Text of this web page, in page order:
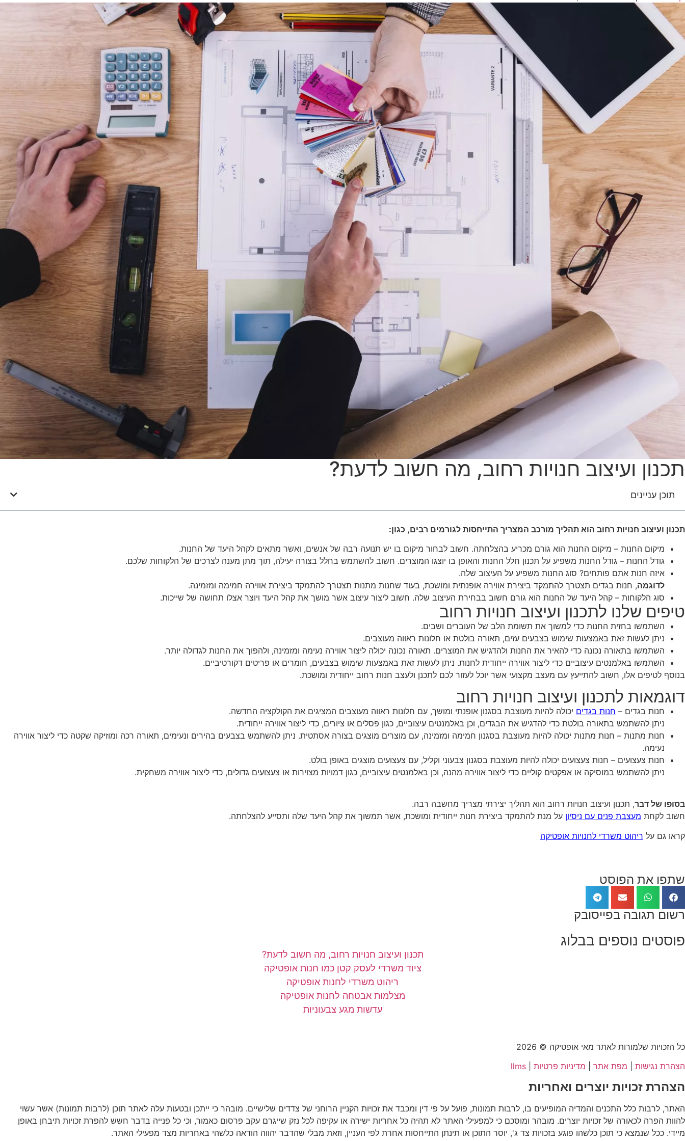
תכנון ועיצוב חנויות רחוב, מה חשוב לדעת?
תוכן עניינים
תכנון ועיצוב חנויות רחוב הוא תהליך מורכב המצריך התייחסות לגורמים רבים, כגון:
מיקום החנות – מיקום החנות הוא גורם מכריע בהצלחתה. חשוב לבחור מיקום בו יש תנועה רבה של אנשים, ואשר מתאים לקהל היעד של החנות.
גודל החנות – גודל החנות משפיע על תכנון חלל החנות והאופן בו יוצגו המוצרים. חשוב להשתמש בחלל בצורה יעילה, תוך מתן מענה לצרכים של הלקוחות שלכם.
איזה חנות אתם פותחים? סוג החנות משפיע על העיצוב שלה.
לדוגמה, חנות בגדים תצטרך להתמקד ביצירת אווירה אופנתית ומושכת, בעוד שחנות מתנות תצטרך להתמקד ביצירת אווירה חמימה ומזמינה.
סוג הלקוחות – קהל היעד של החנות הוא גורם חשוב בבחירת העיצוב שלה. חשוב ליצור עיצוב אשר מושך את קהל היעד ויוצר אצלו תחושה של שייכות.
טיפים שלנו לתכנון ועיצוב חנויות רחוב
השתמשו בחזית החנות כדי למשוך את תשומת הלב של העוברים ושבים.
ניתן לעשות זאת באמצעות שימוש בצבעים עזים, תאורה בולטת או חלונות ראווה מעוצבים.
השתמשו בתאורה נכונה כדי להאיר את החנות ולהדגיש את המוצרים. תאורה נכונה יכולה ליצור אווירה נעימה ומזמינה, ולהפוך את החנות לגדולה יותר.
השתמשו באלמנטים עיצוביים כדי ליצור אווירה ייחודית לחנות. ניתן לעשות זאת באמצעות שימוש בצבעים, חומרים או פריטים דקורטיביים.
בנוסף לטיפים אלו, חשוב להתייעץ עם מעצב מקצועי אשר יוכל לעזור לכם לתכנן ולעצב חנות רחוב ייחודית ומושכת.
דוגמאות לתכנון ועיצוב חנויות רחוב
חנות בגדים – חנות בגדים יכולה להיות מעוצבת בסגנון אופנתי ומושך, עם חלונות ראווה מעוצבים המציגים את הקולקציה החדשה.
ניתן להשתמש בתאורה בולטת כדי להדגיש את הבגדים, וכן באלמנטים עיצוביים, כגון פסלים או ציורים, כדי ליצור אווירה ייחודית.
חנות מתנות – חנות מתנות יכולה להיות מעוצבת בסגנון חמימה ומזמינה, עם מוצרים מוצגים בצורה אסתטית. ניתן להשתמש בצבעים בהירים ונעימים, תאורה רכה ומוזיקה שקטה כדי ליצור אווירה
נעימה.
חנות צעצועים – חנות צעצועים יכולה להיות מעוצבת בסגנון צבעוני וקליל, עם צעצועים מוצגים באופן בולט.
ניתן להשתמש במוסיקה או אפקטים קוליים כדי ליצור אווירה מהנה, וכן באלמנטים עיצוביים, כגון דמויות מצוירות או צעצועים גדולים, כדי ליצור אווירה משחקית.
בסופו של דבר, תכנון ועיצוב חנויות רחוב הוא תהליך יצירתי מצריך מחשבה רבה.
חשוב לקחת מעצבת פנים עם ניסיון על מנת להתמקד ביצירת חנות ייחודית ומושכת, אשר תמשוך את קהל היעד שלה ותסייע להצלחתה.
קראו גם על ריהוט משרדי לחנויות אופטיקה
שתפו את הפוסט
רשום תגובה בפייסובק
פוסטים נוספים בבלוג
תכנון ועיצוב חנויות רחוב, מה חשוב לדעת?
ציוד משרדי לעסק קטן כמו חנות אופטיקה
ריהוט משרדי לחנות אופטיקה
מצלמות אבטחה לחנות אופטיקה
עדשות מגע צבעוניות
כל הזכויות שלמורות לאתר מאי אופטיקה © 2026
הצהרת נגישות
מפת אתר מדיניות פרטיות llms
הצהרת זכויות יוצרים ואחריות
האתר, לרבות כלל התכנים והמדיה המופיעים בו, לרבות תמונות, פועל על פי דין ומכבד את זכויות הקניין הרוחני של צדדים שלישיים. מובהר כי ייתכן ובטעות עלה לאתר תוכן (לרבות תמונות) אשר עשוי
להוות הפרה לכאורה של זכויות יוצרים. מובהר ומוסכם כי למפעילי האתר לא תהיה כל אחריות ישירה או עקיפה לכל נזק שייגרם עקב פרסום כאמור, וכי כל פנייה בדבר חשש להפרת זכויות תיבחן באופן
מיידי. ככל שנמצא כי תוכן כלשהו פוגע בזכויות צד ג', יוסר התוכן או תינתן התייחסות אחרת לפי העניין, וזאת מבלי שהדבר יהווה הודאה כלשהי באחריות מצד מפעילי האתר.